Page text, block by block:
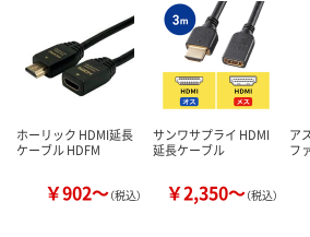
カゴへ
ホーリック HDMI延長
ケーブル HDFM
￥902～（税込）
サンワサプライ HDMI
延長ケーブル
￥2,350～（税込）
ア
フ